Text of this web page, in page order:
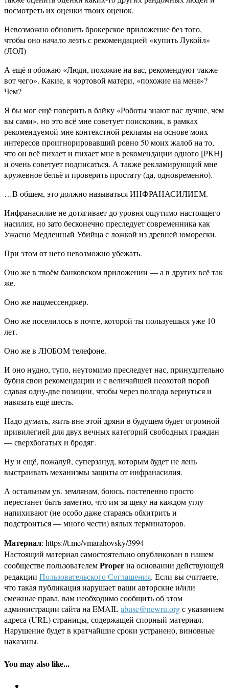
посмотреть их оценки твоих оценок.
Невозможно обновить брокерское приложение без того,
чтобы оно начало лезть с рекомендацией «купить Лукойл»
(ЛОЛ)
А ещё я обожаю «Люди, похожие на вас, рекомендуют также
вот чего». Какие, к чортовой матери, «похожие на меня»?
Чем?
Я бы мог ещё поверить в байку «Роботы знают вас лучше, чем
вы сами», но это всё мне советует поисковик, в рамках
рекомендуемой мне контекстной рекламы на основе моих
интересов проигнорировавший ровно 50 моих жалоб на то,
что он всё пихает и пихает мне в рекомендации одного [РКН]
и очень советует подписаться. А также рекламирующий мне
кружевное бельё и проверить простату (да, одновременно).
…В общем, это должно называться ИНФРАНАСИЛИЕМ.
Инфранасилие не дотягивает до уровня ощутимо-настоящего
насилия, но зато бесконечно преследует современника как
Ужасно Медленный Убийца с ложкой из древней юморески.
При этом от него невозможно убежать.
Оно же в твоём банковском приложении — а в других всё так
же.
Оно же нацмессенджер.
Оно же поселилось в почте, которой ты пользуешься уже 10
лет.
Оно же в ЛЮБОМ телефоне.
И оно нудно, тупо, неутомимо преследует нас, принудительно
бубня свои рекомендации и с величайшей неохотой порой
сдавая одну-две позиции, чтобы через полгода вернуться и
навязать ещё шесть.
Надо думать, жить вне этой дряни в будущем будет огромной
привилегией для двух вечных категорий свободных граждан
— сверхбогатых и бродяг.
Ну и ещё, пожалуй, суперзануд, которым будет не лень
выстраивать механизмы защиты от инфранасилия.
А остальным ув. землянам, боюсь, постепенно просто
перестанет быть заметно, что им за щеку на каждом углу
напихивают (не особо даже стараясь обхитрить и
подстроиться — много чести) вялых терминаторов.
Материал: https://t.me/vmarahovsky/3994
Настоящий материал самостоятельно опубликован в нашем
сообществе пользователемProperна основании действующей
редакции Пользовательского Соглашения. Если вы считаете,
что такая публикация нарушает ваши авторские и/или
смежные права, вам необходимо сообщить об этом
администрации сайта на EMAILabuse@newru.orgс указанием
адреса (URL) страницы, содержащей спорный материал.
Нарушение будет в кратчайшие сроки устранено, виновные
наказаны.
You may also like...